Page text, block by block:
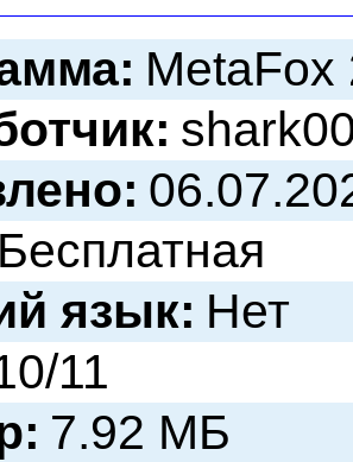
MetaFox
Бесплатная
язык: Нет
11
7.92 МБ